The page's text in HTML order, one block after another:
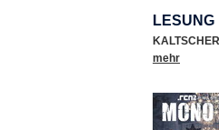
LESUNG
KALTSCHER
mehr